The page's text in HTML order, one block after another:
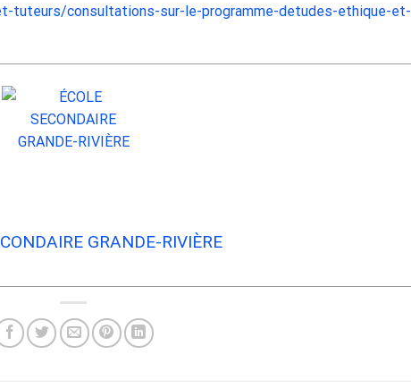
tuteurs/consultations-sur-le-programme-detudes-ethique-et-
GRANDE-RIVIÈRE